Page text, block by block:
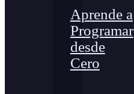
Aprende a
Programar
desde
Cero